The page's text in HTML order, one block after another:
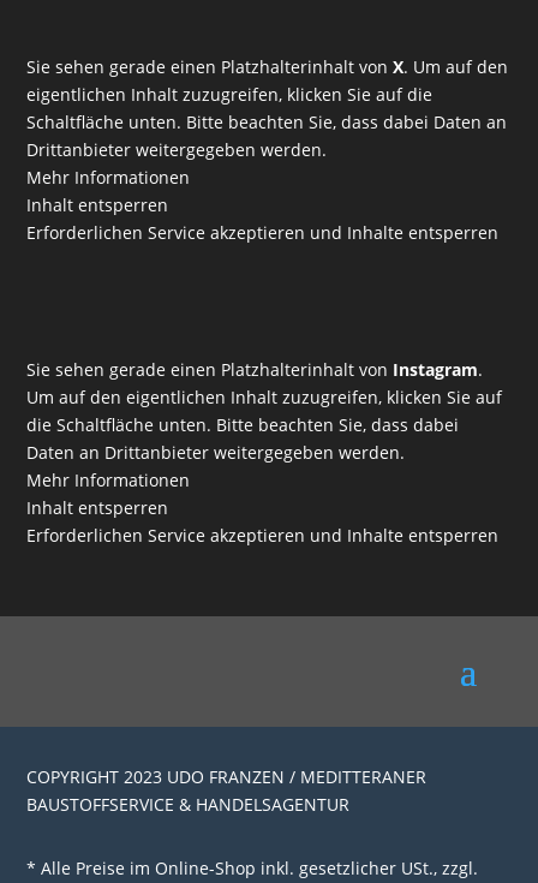
Sie sehen gerade einen Platzhalterinhalt vonX. Um auf den
eigentlichen Inhalt zuzugreifen, klicken Sie auf die
Schaltfläche unten. Bitte beachten Sie, dass dabei Daten an
Drittanbieter weitergegeben werden.
Mehr Informationen
Inhalt entsperren
Erforderlichen Service akzeptieren und Inhalte entsperren
Sie sehen gerade einen Platzhalterinhalt von Instagram.
Um auf den eigentlichen Inhalt zuzugreifen, klicken Sie auf
die Schaltfläche unten. Bitte beachten Sie, dass dabei
Daten an Drittanbieter weitergegeben werden.
Mehr Informationen
Inhalt entsperren
Erforderlichen Service akzeptieren und Inhalte entsperren
COPYRIGHT 2023 UDO FRANZEN / MEDITTERANER
BAUSTOFFSERVICE & HANDELSAGENTUR
* Alle Preise im Online-Shop inkl. gesetzlicher USt., zzgl.